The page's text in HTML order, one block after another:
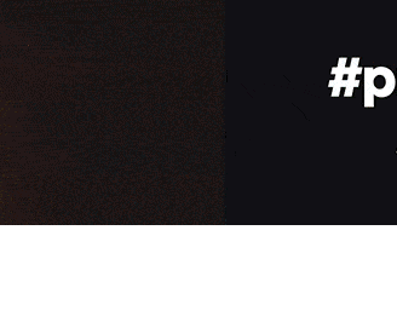
y polivalente